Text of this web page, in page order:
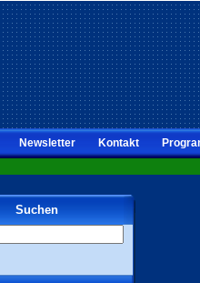
Newsletter Kontakt
Suchen